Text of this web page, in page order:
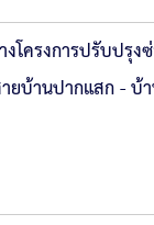
บุรี
ำปี ของ อบจ.สุ
รี
งโครงการปรับป
บ้านปากแสก - บ้